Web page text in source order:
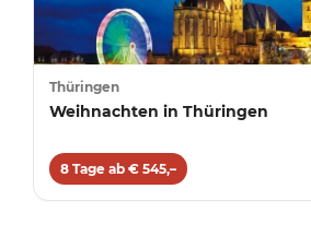
Thüringen
Weihnachten in Thüringen
8 Tage ab € 545,–